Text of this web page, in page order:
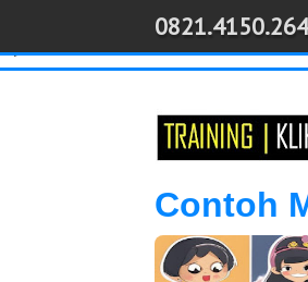
-->
Contoh